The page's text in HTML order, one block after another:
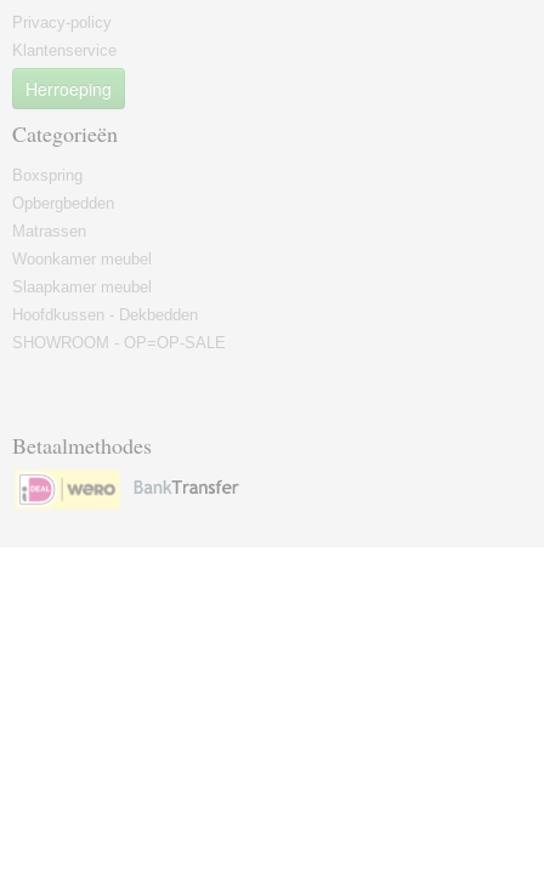
Privacy-policy
Klantenservice
Herroeping
Categorieën
Boxspring
Opbergbedden
Matrassen
Woonkamer meubel
Slaapkamer meubel
Hoofdkussen - Dekbedden
SHOWROOM - OP=OP-SALE
Betaalmethodes